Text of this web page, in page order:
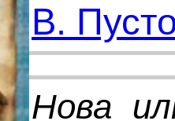
В.
Нова